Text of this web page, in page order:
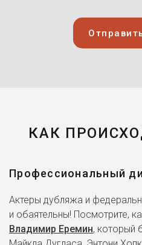
КАК
Профессиональный
Актеры дубляжа и
и обаятельны! Посмотрите,
Владимир Еремин, который